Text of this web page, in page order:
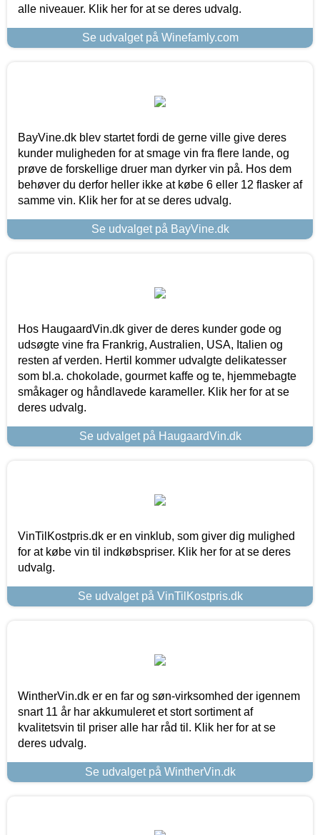
alle niveauer. Klik her for at se deres udvalg.
Se udvalget på Winefamly.com
BayVine.dk blev startet fordi de gerne ville give deres
kunder muligheden for at smage vin fra flere lande, og
prøve de forskellige druer man dyrker vin på. Hos dem
behøver du derfor heller ikke at købe 6 eller 12 flasker af
samme vin. Klik her for at se deres udvalg.
Se udvalget på BayVine.dk
Hos HaugaardVin.dk giver de deres kunder gode og
udsøgte vine fra Frankrig, Australien, USA, Italien og
resten af verden. Hertil kommer udvalgte delikatesser
som bl.a. chokolade, gourmet kaffe og te, hjemmebagte
småkager og håndlavede karameller. Klik her for at se
deres udvalg.
Se udvalget på HaugaardVin.dk
VinTilKostpris.dk er en vinklub, som giver dig mulighed
for at købe vin til indkøbspriser. Klik her for at se deres
udvalg.
Se udvalget på VinTilKostpris.dk
WintherVin.dk er en far og søn-virksomhed der igennem
snart 11 år har akkumuleret et stort sortiment af
kvalitetsvin til priser alle har råd til. Klik her for at se
deres udvalg.
Se udvalget på WintherVin.dk